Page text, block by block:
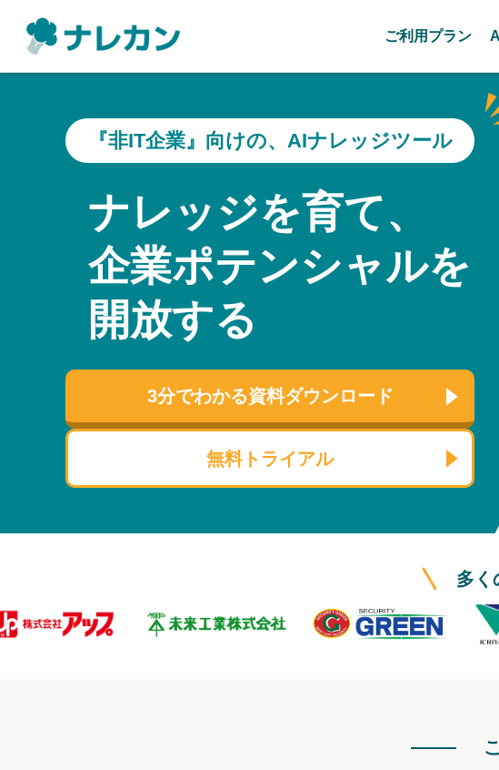
ご利用プラン
『非IT企業』向けの、AIナレッジツール
ナレッジを育て、
企業ポテンシャルを
開放する
3分でわかる資料ダウンロード
無料トライアル
多く